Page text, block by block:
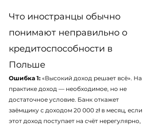
Что иностранцы обычно
понимают неправильно о
кредитоспособности в
Польше
Ошибка 1: «Высокий доход решает всё». На
практике доход — необходимое, но не
достаточное условие. Банк откажет
заёмщику с доходом 20 000 zł в месяц, если
этот доход поступает на счёт нерегулярно,